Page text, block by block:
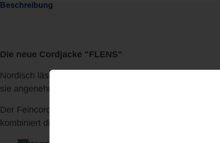
Beschreibung
Die neue Cordjacke "FLENS"
Nordisch lässig, hochwertig und nachhaltig – die
sie angenehm robust, weich im Griff und ideal für jede
Der Feincord in Navy sorgt für einen modernen,
kombiniert die Jacke Stil und Funktion:
Aufgesetzte